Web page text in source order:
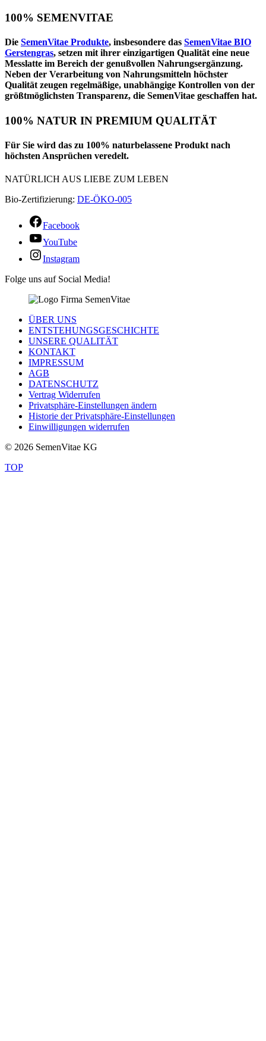
100% SEMENVITAE
Die SemenVitae Produkte, insbesondere das SemenVitae BIO
Gerstengras, setzen mit ihrer einzigartigen Qualität eine neue
Messlatte im Bereich der genußvollen Nahrungsergänzung.
Neben der Verarbeitung von Nahrungsmitteln höchster
Qualität zeugen regelmäßige, unabhängige Kontrollen von der
größtmöglichsten Transparenz, die SemenVitae geschaffen hat.
100% NATUR IN PREMIUM QUALITÄT
Für Sie wird das zu 100% naturbelassene Produkt nach
höchsten Ansprüchen veredelt.
NATÜRLICH AUS LIEBE ZUM LEBEN
Bio-Zertifizierung: DE-ÖKO-005
Facebook
YouTube
Instagram
Folge uns auf Social Media!
ÜBER UNS
ENTSTEHUNGSGESCHICHTE
UNSERE QUALITÄT
KONTAKT
IMPRESSUM
AGB
DATENSCHUTZ
Vertrag Widerrufen
Privatsphäre-Einstellungen ändern
Historie der Privatsphäre-Einstellungen
Einwilligungen widerrufen
© 2026 SemenVitae KG
TOP